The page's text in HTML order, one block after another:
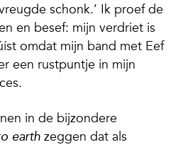
schonk.’ Ik proef de
en besef: mijn verdriet is
omdat mijn band met Eef
een rustpuntje in mijn
in de bijzondere
earth zeggen dat als